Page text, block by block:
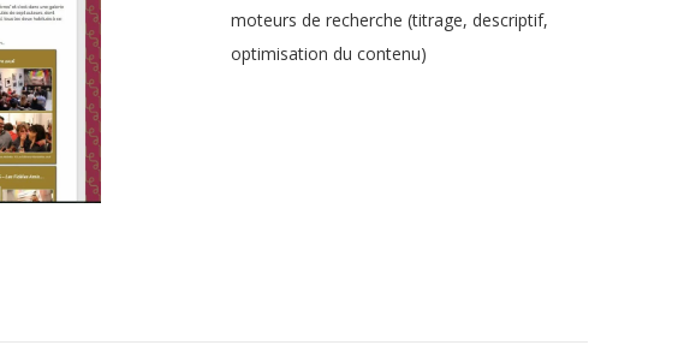
moteurs de recherche (titrage, descriptif,
optimisation du contenu)